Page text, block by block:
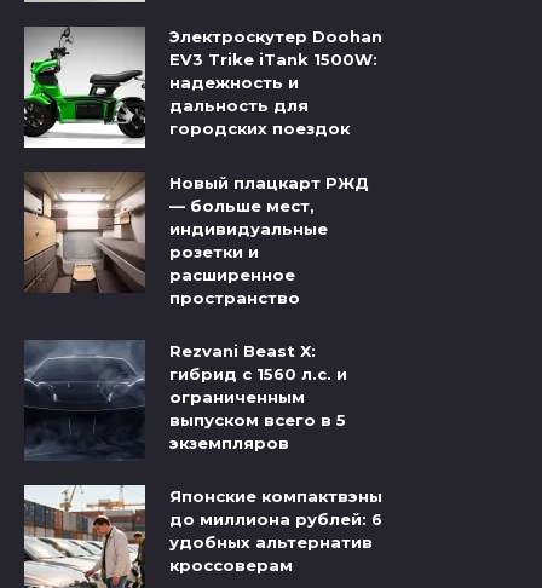
Электроскутер Doohan
EV3 Trike iTank 1500W:
надежность и
дальность для
городских поездок
Новый плацкарт РЖД
— больше мест,
индивидуальные
розетки и
расширенное
пространство
Rezvani Beast X:
гибрид с 1560 л.с. и
ограниченным
выпуском всего в 5
экземпляров
Японские компактвэны
до миллиона рублей: 6
удобных альтернатив
кроссоверам